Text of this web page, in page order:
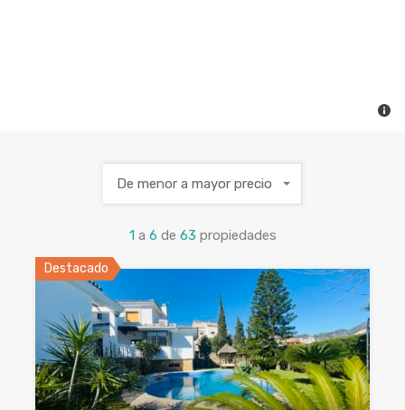
1 a 6 de 63 propiedades
De menor a mayor precio
Destacado